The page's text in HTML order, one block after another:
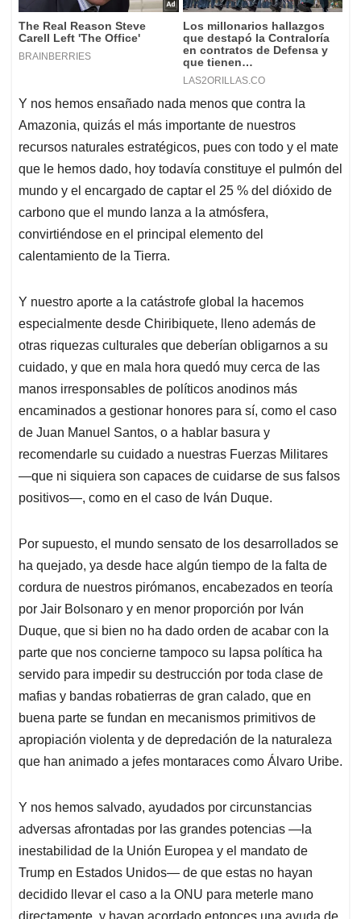
Y nos hemos ensañado nada menos que contra la
Amazonia, quizás el más importante de nuestros
recursos naturales estratégicos, pues con todo y el mate
que le hemos dado, hoy todavía constituye el pulmón del
mundo y el encargado de captar el 25 % del dióxido de
carbono que el mundo lanza a la atmósfera,
convirtiéndose en el principal elemento del
calentamiento de la Tierra.
Y nuestro aporte a la catástrofe global la hacemos
especialmente desde Chiribiquete, lleno además de
otras riquezas culturales que deberían obligarnos a su
cuidado, y que en mala hora quedó muy cerca de las
manos irresponsables de políticos anodinos más
encaminados a gestionar honores para sí, como el caso
de Juan Manuel Santos, o a hablar basura y
recomendarle su cuidado a nuestras Fuerzas Militares
—que ni siquiera son capaces de cuidarse de sus falsos
positivos—, como en el caso de Iván Duque.
Por supuesto, el mundo sensato de los desarrollados se
ha quejado, ya desde hace algún tiempo de la falta de
cordura de nuestros pirómanos, encabezados en teoría
por Jair Bolsonaro y en menor proporción por Iván
Duque, que si bien no ha dado orden de acabar con la
parte que nos concierne tampoco su lapsa política ha
servido para impedir su destrucción por toda clase de
mafias y bandas robatierras de gran calado, que en
buena parte se fundan en mecanismos primitivos de
apropiación violenta y de depredación de la naturaleza
que han animado a jefes montaraces como Álvaro Uribe.
Y nos hemos salvado, ayudados por circunstancias
adversas afrontadas por las grandes potencias —la
inestabilidad de la Unión Europea y el mandato de
Trump en Estados Unidos— de que estas no hayan
decidido llevar el caso a la ONU para meterle mano
directamente, y hayan acordado entonces una ayuda de